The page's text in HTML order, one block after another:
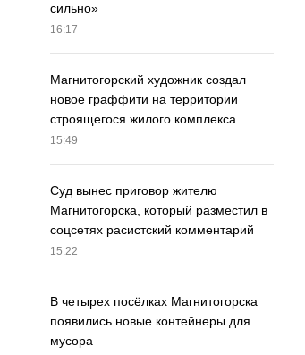
сильно»
16:17
Магнитогорский художник создал
новое граффити на территории
строящегося жилого комплекса
15:49
Суд вынес приговор жителю
Магнитогорска, который разместил в
соцсетях расистский комментарий
15:22
В четырех посёлках Магнитогорска
появились новые контейнеры для
мусора